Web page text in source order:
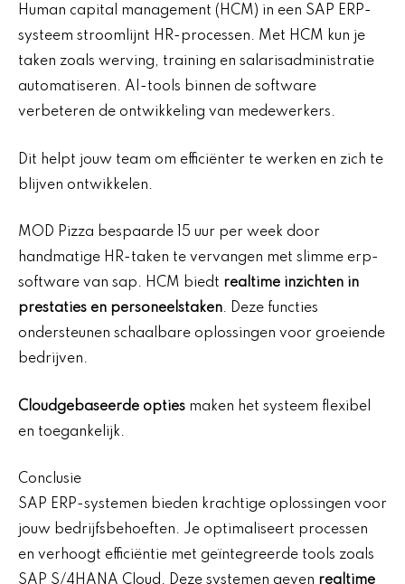
Human capital management (HCM) in een SAP ERP-
systeem stroomlijnt HR-processen. Met HCM kun je
taken zoals werving, training en salarisadministratie
automatiseren. AI-tools binnen de software
verbeteren de ontwikkeling van medewerkers.
Dit helpt jouw team om efficiënter te werken en zich te
blijven ontwikkelen.
MOD Pizza bespaarde 15 uur per week door
handmatige HR-taken te vervangen met slimme erp-
software van sap. HCM biedt realtime inzichten in
prestaties en personeelstaken. Deze functies
ondersteunen schaalbare oplossingen voor groeiende
bedrijven.
Cloudgebaseerde opties maken het systeem flexibel
en toegankelijk.
Conclusie
SAP ERP-systemen bieden krachtige oplossingen voor
jouw bedrijfsbehoeften. Je optimaliseert processen
en verhoogt efficiëntie met geïntegreerde tools zoals
SAP S/4HANA Cloud. Deze systemen geven realtime